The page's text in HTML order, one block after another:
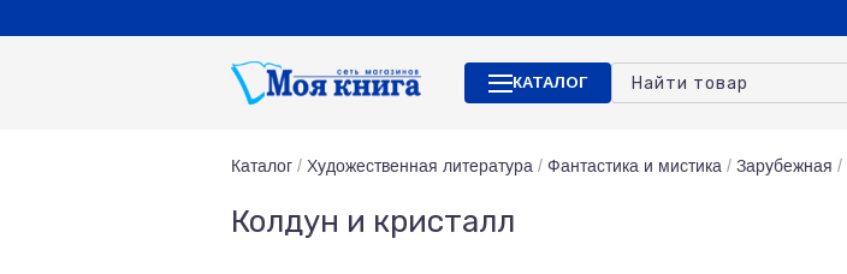
КАТАЛОГ
Каталог / Художественная литература / Фантастика и мистика / Зарубежная /
Колдун и кристалл